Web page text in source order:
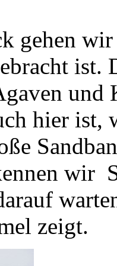
gehen
und
hier ist,
wir
zeigt.